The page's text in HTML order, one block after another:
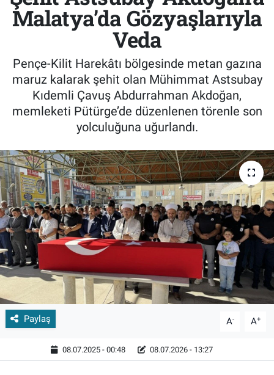
Malatya’da Gözyaşlarıyla
Veda
Pençe-Kilit Harekâtı bölgesinde metan gazına
maruz kalarak şehit olan Mühimmat Astsubay
Kıdemli Çavuş Abdurrahman Akdoğan,
memleketi Pütürge’de düzenlenen törenle son
yolculuğuna uğurlandı.
Paylaş A- A+
08.07.2025 - 00:48 08.07.2026 - 13:27